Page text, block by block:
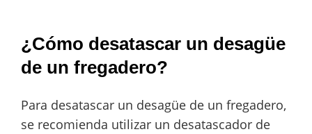
¿Cómo desatascar un desagüe
de un fregadero?
Para desatascar un desagüe de un fregadero,
se recomienda utilizar un desatascador de